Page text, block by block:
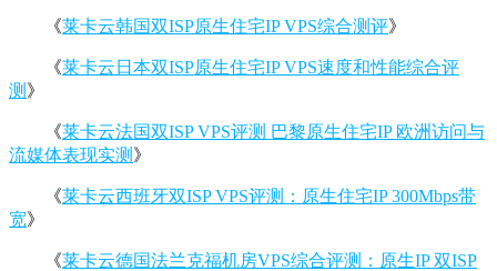
《莱卡云韩国双ISP原生住宅IP VPS综合测评》
《莱卡云日本双ISP原生住宅IP VPS速度和性能综合评
测 》
《莱卡云法国双ISP VPS评测 巴黎原生住宅IP 欧洲访问与
流媒体表现实测 》
《莱卡云西班牙双ISP VPS评测：原生住宅IP 300Mbps带
宽》
《莱卡云德国法兰克福机房VPS综合评测：原生IP 双ISP